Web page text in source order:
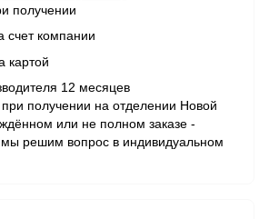
получении
счет компании
картой
12 месяцев
при получении на отделении Новой
или не полном заказе -
мы решим вопрос в индивидуальном